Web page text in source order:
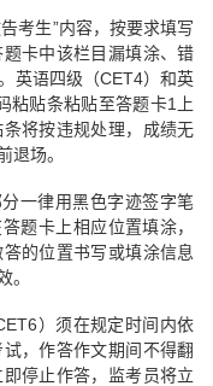
考生”内容，按要求填写
卡中该栏目漏填涂、错
英语四级（CET4）和英
粘贴条粘贴至答题卡1上
将按违规处理，成绩无
退场。
一律用黑色字迹签字笔
题卡上相应位置填涂，
的位置书写或填涂信息
。
）须在规定时间内依
，作答作文期间不得翻
停止作答，监考员将立